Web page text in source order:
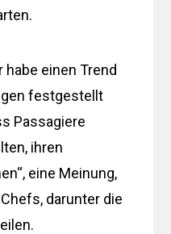
habe einen Trend
festgestellt
Passagiere
ihren
eine Meinung,
darunter die